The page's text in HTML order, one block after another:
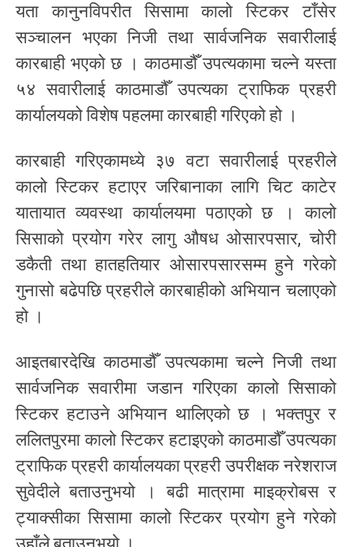
यता कानुनविपरीत सिसामा कालो स्टिकर टाँसेर
सञ्चालन भएका निजी तथा सार्वजनिक सवारीलाई
कारबाही भएको छ । काठमाडौँ उपत्यकामा चल्ने यस्ता
५४ सवारीलाई काठमाडौँ उपत्यका ट्राफिक प्रहरी
कार्यालयको विशेष पहलमा कारबाही गरिएको हो ।
कारबाही गरिएकामध्ये ३७ वटा सवारीलाई प्रहरीले
कालो स्टिकर हटाएर जरिबानाका लागि चिट काटेर
यातायात व्यवस्था कार्यालयमा पठाएको छ । कालो
सिसाको प्रयोग गरेर लागु औषध ओसारपसार, चोरी
डकैती तथा हातहतियार ओसारपसारसम्म हुने गरेको
गुनासो बढेपछि प्रहरीले कारबाहीको अभियान चलाएको
हो ।
आइतबारदेखि काठमाडौँ उपत्यकामा चल्ने निजी तथा
सार्वजनिक सवारीमा जडान गरिएका कालो सिसाको
स्टिकर हटाउने अभियान थालिएको छ । भक्तपुर र
ललितपुरमा कालो स्टिकर हटाइएको काठमाडौँ उपत्यका
ट्राफिक प्रहरी कार्यालयका प्रहरी उपरीक्षक नरेशराज
सुवेदीले बताउनुभयो । बढी मात्रामा माइक्रोबस र
ट्याक्सीका सिसामा कालो स्टिकर प्रयोग हुने गरेको